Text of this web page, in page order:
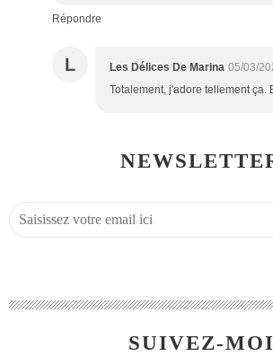
Répondre
L Les Délices De Marina 05/03/
Totalement, j'adore tellement ça.
SUIVEZ-MOI